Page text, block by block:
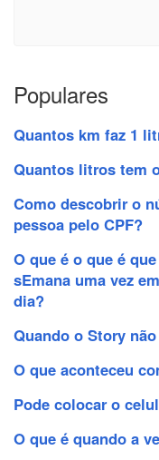
Populares
Quantos km faz 1
Quantos litros tem
Como descobrir o
pessoa pelo CPF?
O que é o que é
sEmana uma vez
dia?
Quando o Story
O que aconteceu
Pode colocar o
O que é quando a